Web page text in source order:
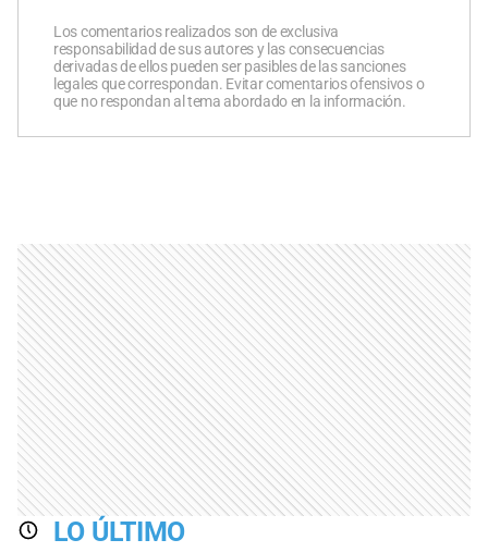
Los comentarios realizados son de exclusiva
responsabilidad de sus autores y las consecuencias
derivadas de ellos pueden ser pasibles de las sanciones
legales que correspondan. Evitar comentarios ofensivos o
que no respondan al tema abordado en la información.
LO ÚLTIMO